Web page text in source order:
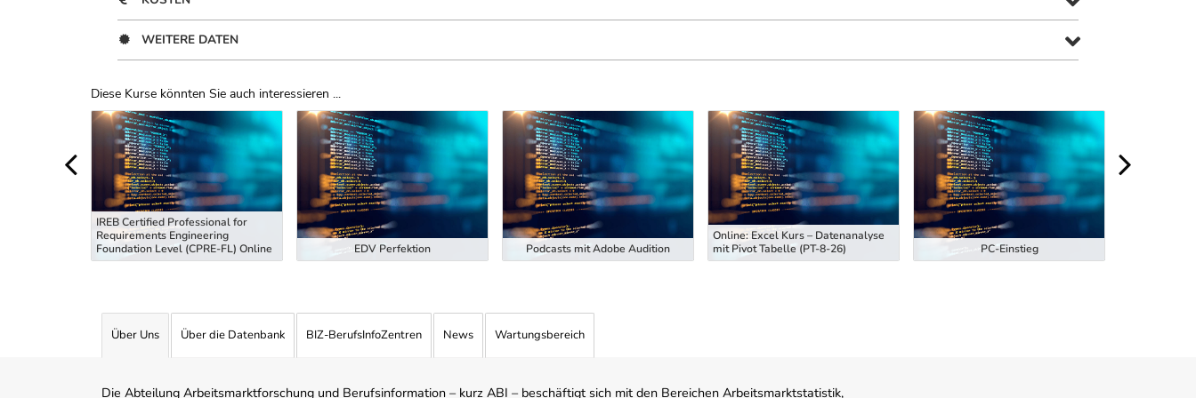
WEITERE DATEN
Diese Kurse könnten Sie auch interessieren ...
Uber Weiterbildungsvorschläge
IREB Certified Professional for
Requirements Engineering
Foundation Level (CPRE-FL) Online
EDV Perfektion Podcasts mit Adobe Audition
Online: Excel Kurs – Datenanalyse
mit Pivot Tabelle (PT-8-26)
PC-Einstieg
Über Uns Über die Datenbank BIZ-BerufsInfoZentren News Wartungsbereich
Die Abteilung Arbeitsmarktforschung und Berufsinformation – kurz ABI – beschäftigt sich mit den Bereichen Arbeitsmarktstatistik,